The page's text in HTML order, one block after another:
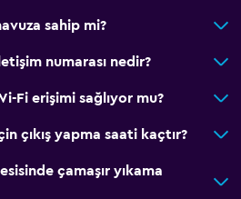
sahip mi?
numarası nedir?
Fi erişimi sağlıyor mu?
çıkış yapma saati kaçtır?
çamaşır yıkama